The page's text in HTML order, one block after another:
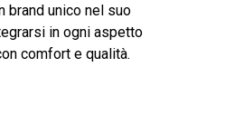
brand unico nel suo
in ogni aspetto
comfort e qualità.